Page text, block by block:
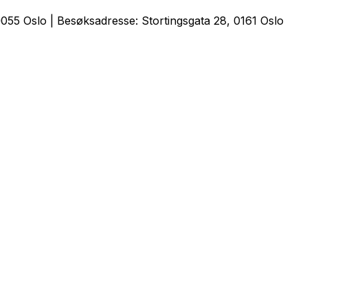
Oslo | Besøksadresse: Stortingsgata 28, 0161 Oslo